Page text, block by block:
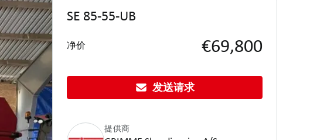
SE 85-55-UB
净价 €69,800
发送请求
提供商